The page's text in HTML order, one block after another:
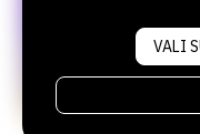
VALI